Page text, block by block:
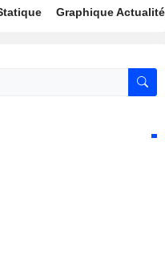
Graphique